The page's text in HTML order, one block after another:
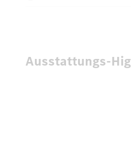
Ausstattungs-